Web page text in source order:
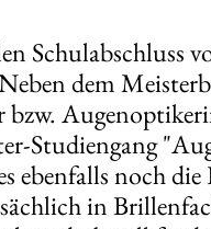
Schulabschluss
dem
Studiengang
ebenfalls noch
in